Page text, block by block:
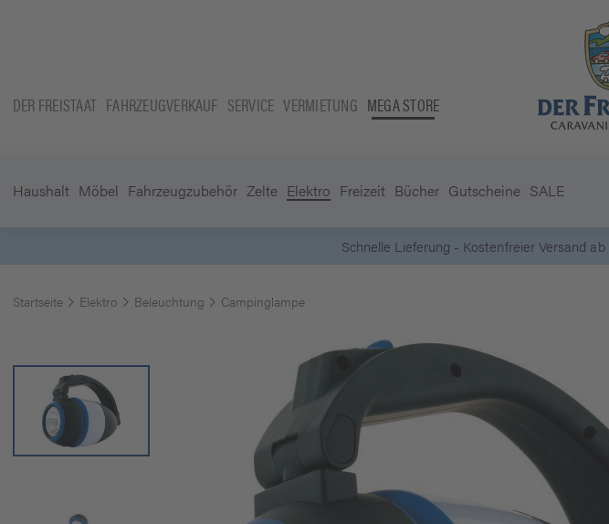
DER FREISTAAT FAHRZEUGVERKAUF SERVICE VERMIETUNG MEGA STORE
Haushalt Möbel Fahrzeugzubehör Zelte Elektro Freizeit Bücher Gutscheine SALE
5 Euro Gutschein* bei
Startseite Elektro Beleuchtung Campinglampe